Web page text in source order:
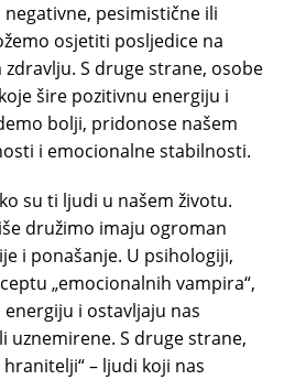
pesimistične ili
osjetiti posljedice na
S druge strane, osobe
šire pozitivnu energiju i
bolji, pridonose našem
i emocionalne stabilnosti.
su ti ljudi u našem životu.
družimo imaju ogroman
i ponašanje. U psihologiji,
„emocionalnih vampira“,
i ostavljaju nas
uznemirene. S druge strane,
– ljudi koji nas